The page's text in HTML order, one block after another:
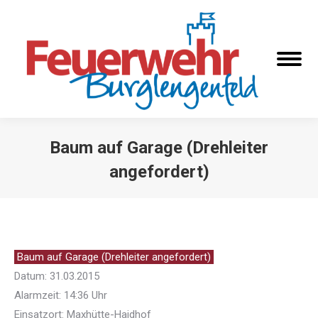
Baum auf Garage (Drehleiter
angefordert)
Baum auf Garage (Drehleiter angefordert)
Datum: 31.03.2015
Alarmzeit: 14:36 Uhr
Einsatzort: Maxhütte-Haidhof